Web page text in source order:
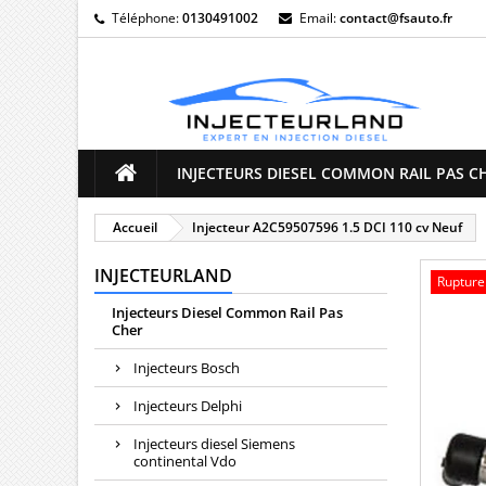
Téléphone:0130491002 Email:contact@fsauto.fr
INJECTEURS DIESEL COMMON RAIL PAS
Accueil Injecteur A2C59507596 1.5 DCI 110 cv Neuf
INJECTEURLAND
Injecteurs Diesel Common Rail Pas
Cher
Injecteurs Bosch
Injecteurs Delphi
Injecteurs diesel Siemens
continental Vdo